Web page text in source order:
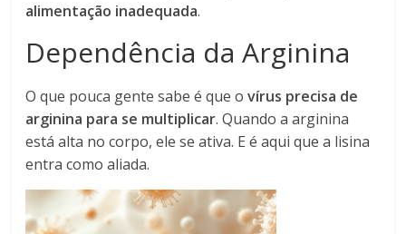
alimentação inadequada.
Dependência da Arginina
O que pouca gente sabe é que ovírus precisa de
arginina para se multiplicar. Quando a arginina
está alta no corpo, ele se ativa. E é aqui que a lisina
entra como aliada.